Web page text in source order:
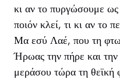
κι αν το πυργώσουμε
ποιόν κλεί, τι κι αν το
Μα εσύ Λαέ, που τη
Ήρωας την πήρε και
μεράσου τώρα τη θεϊκή